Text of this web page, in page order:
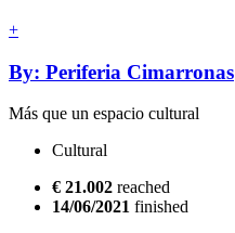
+
By: Periferia Cimarronas
Más que un espacio cultural
Cultural
€ 21.002 reached
14/06/2021 finished